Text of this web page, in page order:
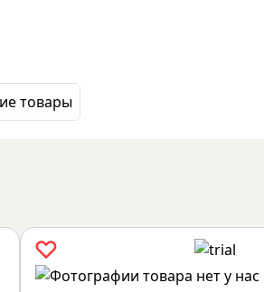
товары